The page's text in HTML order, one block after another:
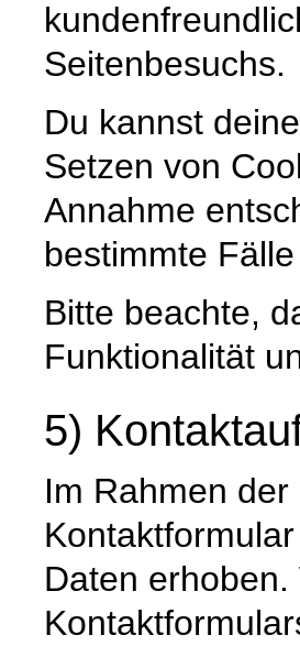
Seitenbesuchs.
Du kannst
Setzen von
Annahme
bestimmte
Bitte beachte,
Funktionalität
5)
Im Rahmen
Daten